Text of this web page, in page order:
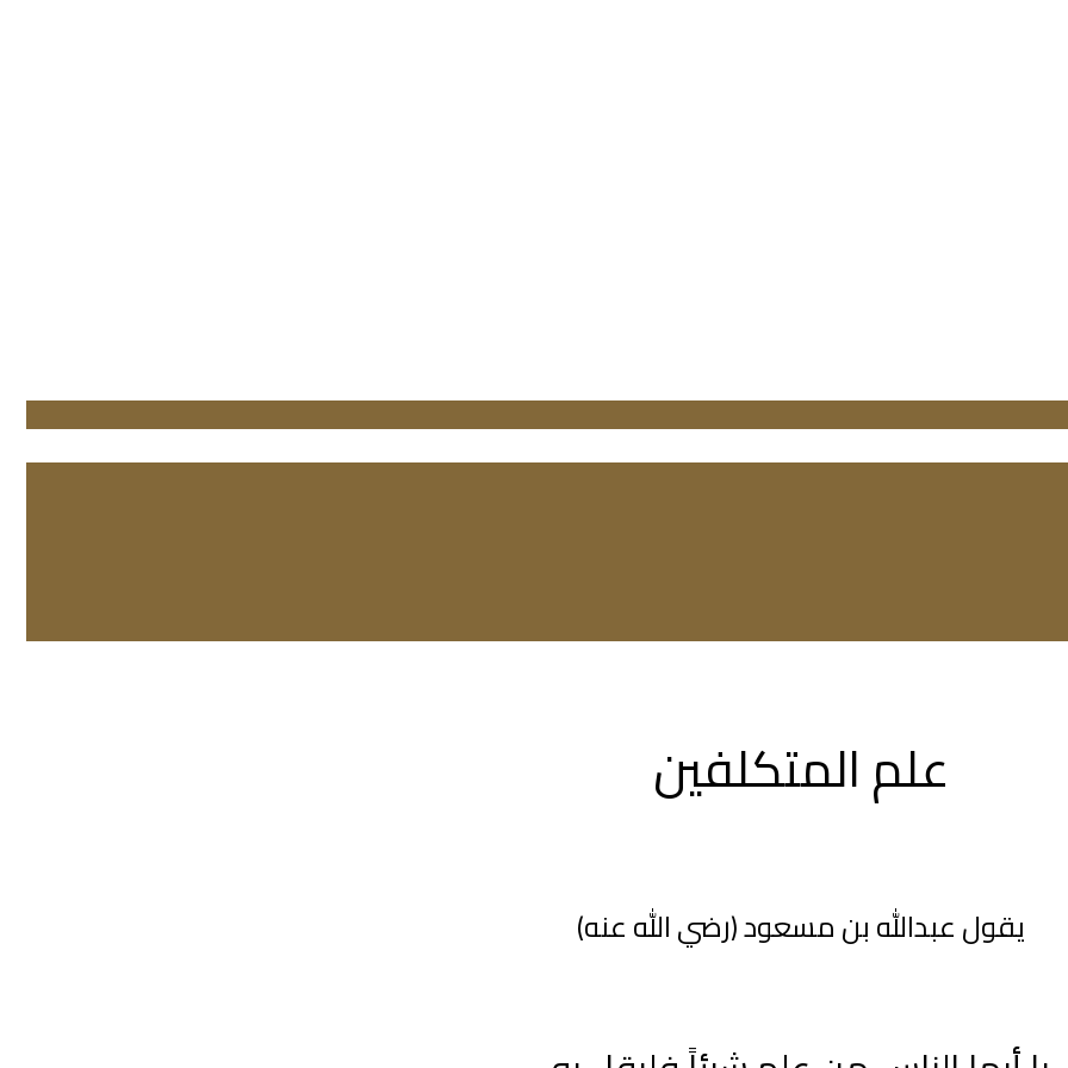
علم المتكلفين
يقول عبدالله بن مسعود (رضي الله عنه)